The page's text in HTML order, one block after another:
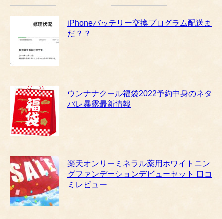
iPhoneバッテリー交換プログラム配送ま
だ？？
ウンナナクール福袋2022予約中身のネタ
バレ暴露最新情報
楽天オンリーミネラル薬用ホワイトニン
グファンデーションデビューセット 口コ
ミレビュー